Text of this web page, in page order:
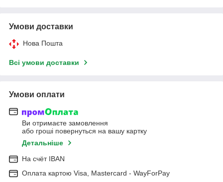
Умови доставки
Нова Пошта
Всі умови доставки
Умови оплати
Ви отримаєте замовлення
або гроші повернуться на вашу картку
Детальніше
На cчёт IBAN
Оплата картою Visa, Mastercard - WayForPay